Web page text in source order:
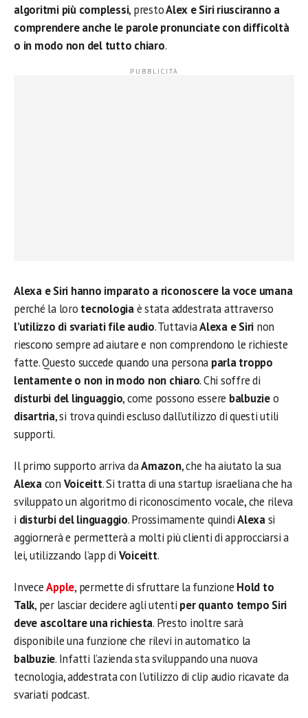
algoritmi più complessi, prestoAlex e Siri riusciranno a
comprendere anche le parole pronunciate con difficoltà
o in modo non del tutto chiaro.
Alexa e Siri hanno imparato a riconoscere la voce umana
perché la loro tecnologiaè stata addestrata attraverso
l’utilizzo di svariati file audio. TuttaviaAlexa e Siri non
riescono sempre ad aiutare e non comprendono le richieste
fatte. Questo succede quando una persona parla troppo
lentamente o non in modo non chiaro. Chi soffre di
disturbi del linguaggio, come possono essere balbuzieo
disartria, si trova quindi escluso dall’utilizzo di questi utili
supporti.
Il primo supporto arriva daAmazon, che ha aiutato la sua
Alexacon Voiceitt. Si tratta di una startup israeliana che ha
sviluppato un algoritmo di riconoscimento vocale, che rileva
i disturbi del linguaggio. Prossimamente quindiAlexasi
aggiornerà e permetterà a molti più clienti di approcciarsi a
lei, utilizzando l’app di Voiceitt.
InveceApple, permette di sfruttare la funzione Hold to
Talk, per lasciar decidere agli utenti per quanto tempo Siri
deve ascoltare una richiesta. Presto inoltre sarà
disponibile una funzione che rilevi in automatico la
balbuzie. Infatti l’azienda sta sviluppando una nuova
tecnologia, addestrata con l’utilizzo di clip audio ricavate da
svariati podcast.